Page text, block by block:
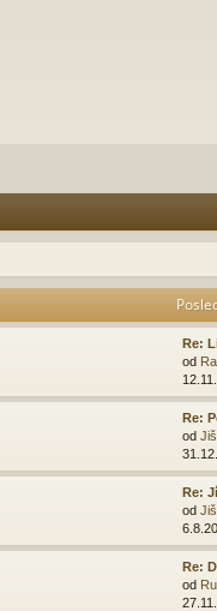
Re:
od
Re:
od
Re:
od
Re:
od